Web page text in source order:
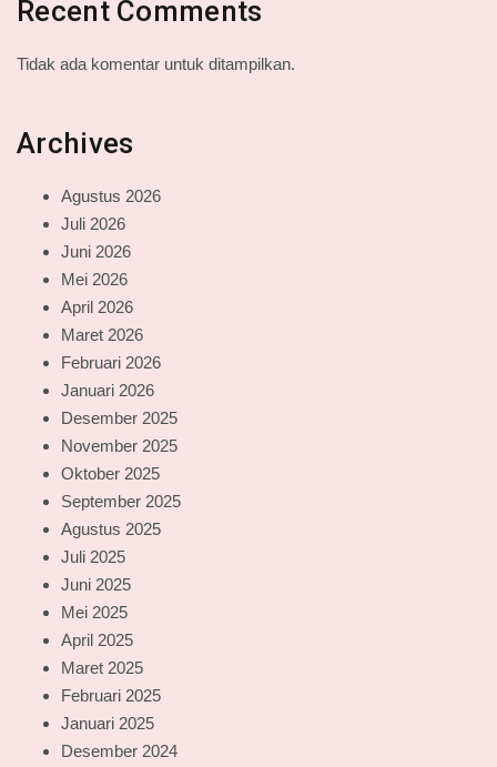
Recent Comments
Tidak ada komentar untuk ditampilkan.
Archives
Agustus 2026
Juli 2026
Juni 2026
Mei 2026
April 2026
Maret 2026
Februari 2026
Januari 2026
Desember 2025
November 2025
Oktober 2025
September 2025
Agustus 2025
Juli 2025
Juni 2025
Mei 2025
April 2025
Maret 2025
Februari 2025
Januari 2025
Desember 2024